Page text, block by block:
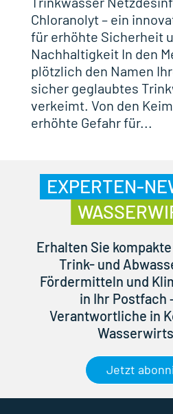
Chloranolyt – ein
für erhöhte Sicherheit
Nachhaltigkeit In den
plötzlich den Namen
sicher geglaubtes
verkeimt. Von den
erhöhte Gefahr für...
EXPERTEN-
Erhalten Sie
Trink- und
Fördermitteln und
in Ihr Postfach
Verantwortliche in
Jetzt